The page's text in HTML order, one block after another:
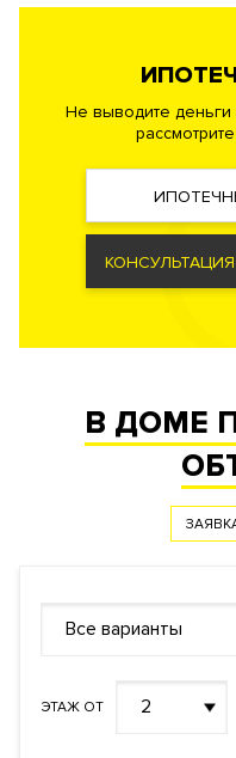
Профессиональная
территория. Система
Доступ во все
помощью
периметра. Система
Документы ЗАЯВКА
Не выводите
В ДОМЕ
Все варианты
ЭТАЖ ОТ 2